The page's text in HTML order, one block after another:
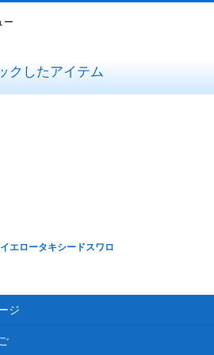
ー
クしたアイテム
エロータキシードスワロ
ジ